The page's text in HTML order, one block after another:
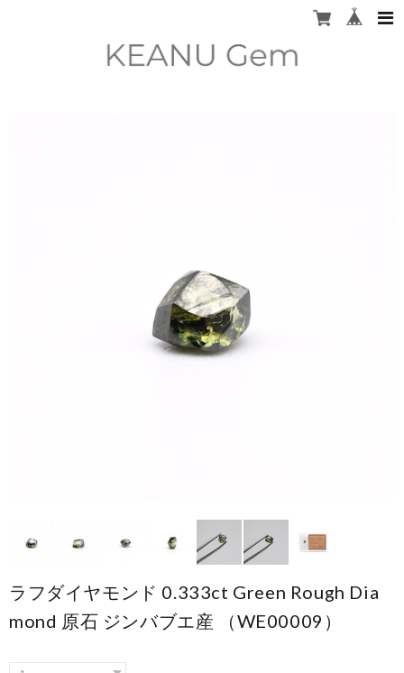
ラフダイヤモンド 0.333ct Green Rough Dia
mond 原石 ジンバブエ産 （WE00009）